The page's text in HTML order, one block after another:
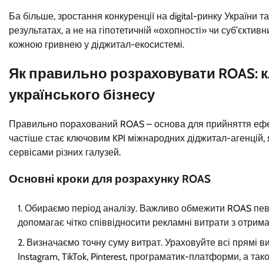
Ба більше, зростання конкуренції на digital-ринку України
результатах, а не на гіпотетичній «охопності» чи
кожною гривнею у діджитал-екосистемі.
Як правильно розраховувати
українського бізнесу
Правильно порахований ROAS – основа для прийняття
частіше стає ключовим KPI міжнародних діджитал-
сервісами різних галузей.
Основні кроки для розрахунку ROAS
Обираємо період аналізу. Важливо обмежити ROAS
допомагає чітко співвідносити рекламні витрати з
Визначаємо точну суму витрат. Ураховуйте всі прямі
Instagram, TikTok, Pinterest, програматик-платформи, а